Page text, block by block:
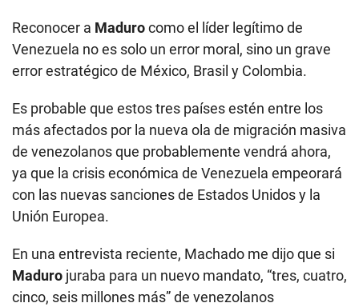
Reconocer a Madurocomo el líder legítimo de
Venezuela no es solo un error moral, sino un grave
error estratégico de México, Brasil y Colombia.
Es probable que estos tres países estén entre los
más afectados por la nueva ola de migración masiva
de venezolanos que probablemente vendrá ahora,
ya que la crisis económica de Venezuela empeorará
con las nuevas sanciones de Estados Unidos y la
Unión Europea.
En una entrevista reciente, Machado me dijo que si
Maduro juraba para un nuevo mandato, “tres, cuatro,
cinco, seis millones más” de venezolanos